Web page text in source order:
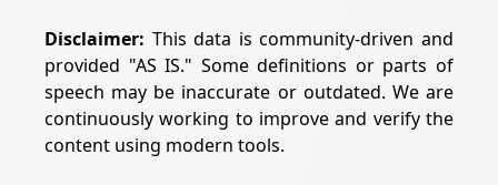
Disclaimer: This data is community-driven and
provided "AS IS." Some definitions or parts of
speech may be inaccurate or outdated. We are
continuously working to improve and verify the
content using modern tools.